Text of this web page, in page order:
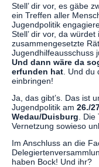
Stell’ dir vor, es gäbe
ein Treffen aller
Jugendpolitik
Stell’ dir vor, da
zusammengesetzte
Jugendhilfeausschuss
Und dann wäre da
erfunden hat . Und
einbringen!
Ja, das gibt’s. Das ist
Jugendpolitik am 26./
Wedau/Duisburg .
Vernetzung sowieso
Im Anschluss an die
haben Bock! Und ihr?